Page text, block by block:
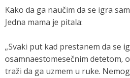
Kako da ga naučim da se igra
Jedna mama je pitala:
„Svaki put kad prestanem da se
osamnaestomesečnim detetom,
traži da ga uzmem u ruke.